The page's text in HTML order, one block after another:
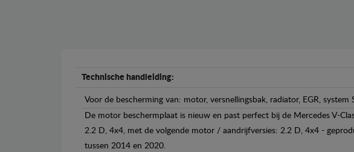
Technische handleiding:
Voor de bescherming van: motor, versnellingsbak, radiator, EGR, system
De motor beschermplaat is nieuw en past perfect bij de Mercedes V-
2.2 D, 4x4, met de volgende motor / aandrijfversies: 2.2 D, 4x4 -
tussen 2014 en 2020.